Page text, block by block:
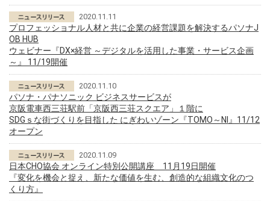
2020.11.11
プロフェッショナル人材と共に企業の経営課題を解決するパソナJ
OB HUB
ウェビナー『DX×経営 ～デジタルを活用した事業・サービス企画
～』 11/19開催
2020.11.10
パソナ・パナソニック ビジネスサービスが
京阪電車西三荘駅前「京阪西三荘スクエア」１階に
SDGｓな街づくりを目指した にぎわいゾーン『TOMO～NI』11/12
オープン
2020.11.09
日本CHO協会 オンライン特別公開講座 11月19日開催
『変化を機会と捉え、新たな価値を生む、創造的な組織文化のつ
くり方』